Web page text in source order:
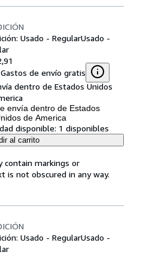
Usado - RegularUsado -
Gastos de envío gratis
dentro de Estados Unidos
envía dentro de Estados
de America
disponible: 1 disponibles
al carrito
contain markings or
not obscured in any way.
Usado - RegularUsado -